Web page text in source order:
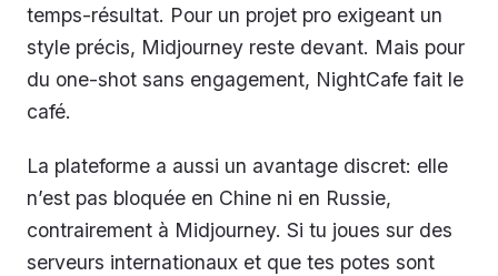
temps-résultat. Pour un projet pro exigeant un
style précis, Midjourney reste devant. Mais pour
du one-shot sans engagement, NightCafe fait le
café.
La plateforme a aussi un avantage discret: elle
n’est pas bloquée en Chine ni en Russie,
contrairement à Midjourney. Si tu joues sur des
serveurs internationaux et que tes potes sont